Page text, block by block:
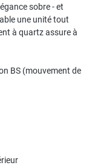
sobre - et
une unité tout
à quartz assure à
BS (mouvement de